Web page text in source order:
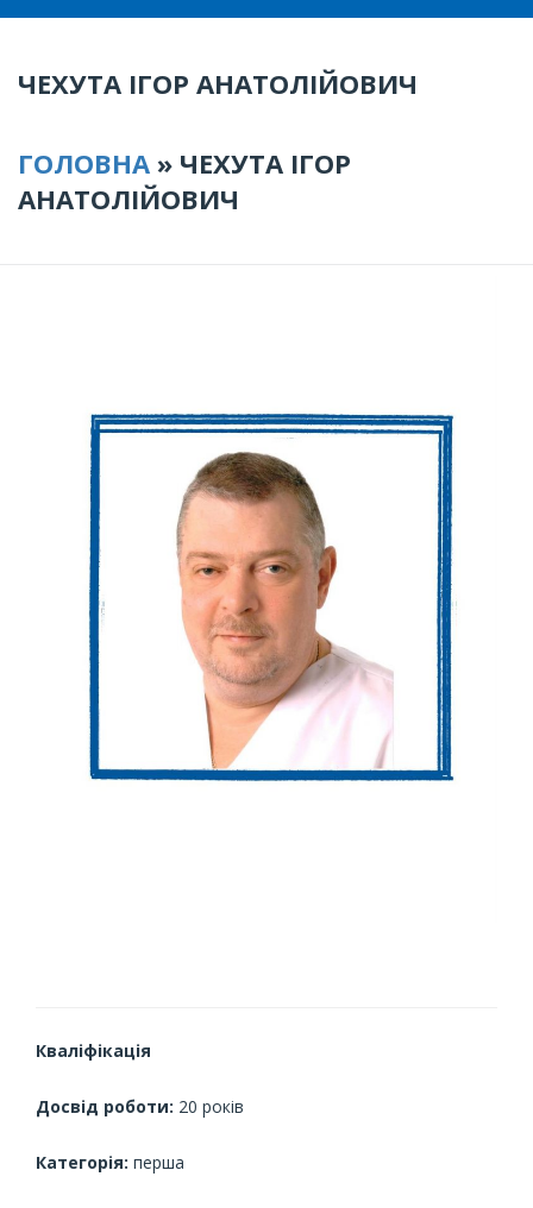
ЧЕХУТА ІГОР АНАТОЛІЙОВИЧ
ГОЛОВНА » ЧЕХУТА ІГОР
АНАТОЛІЙОВИЧ
Кваліфікація
Досвід роботи: 20 років
Категорія: перша